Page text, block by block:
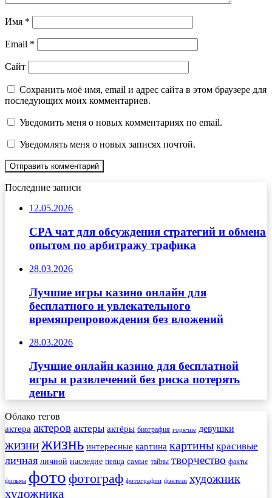
Имя *
Email *
Сайт
Сохранить моё имя, email и адрес сайта в этом браузере для
последующих моих комментариев.
Уведомить меня о новых комментариях по email.
Уведомлять меня о новых записях почтой.
Последние записи
12.05.2026
CPA чат для обсуждения стратегий и обмена
опытом по арбитражу трафика
28.03.2026
Лучшие игры казино онлайн для
бесплатного и увлекательного
времяпрепровождения без вложений
28.03.2026
Лучшие онлайн казино для бесплатной
игры и развлечений без риска потерять
деньги
Облако тегов
актера актеров актеры актёры биография горячие девушки
жизнижизнь интересные картина картины красивые
личная личной наследие певца самые тайны творчество факты
фильма фото фотограф фотографии фэнтези художник
художника